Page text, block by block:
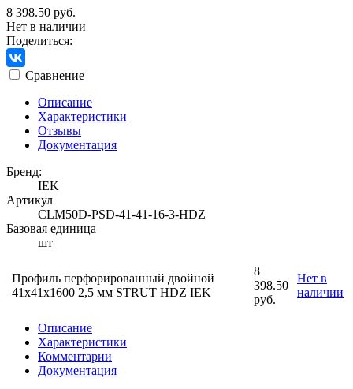
8 398.50 руб.
Нет в наличии
Поделиться:
Сравнение
Описание
Характеристики
Отзывы
Документация
Бренд:
IEK
Артикул
CLM50D-PSD-41-41-16-3-HDZ
Базовая единица
шт
Профиль перфорированный двойной
41х41х1600 2,5 мм STRUT HDZ IEK
8
398.50
руб.
Нет в
наличии
Описание
Характеристики
Комментарии
Документация